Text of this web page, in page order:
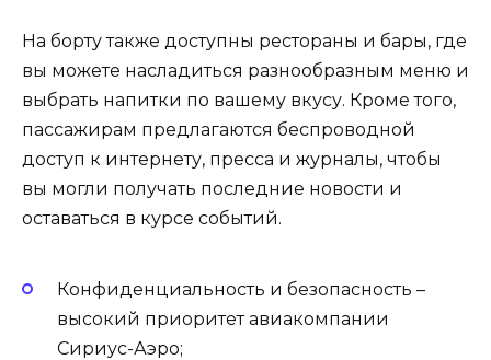
На борту также доступны рестораны и бары, где
вы можете насладиться разнообразным меню и
выбрать напитки по вашему вкусу. Кроме того,
пассажирам предлагаются беспроводной
доступ к интернету, пресса и журналы, чтобы
вы могли получать последние новости и
оставаться в курсе событий.
Конфиденциальность и безопасность –
высокий приоритет авиакомпании
Сириус-Аэро;